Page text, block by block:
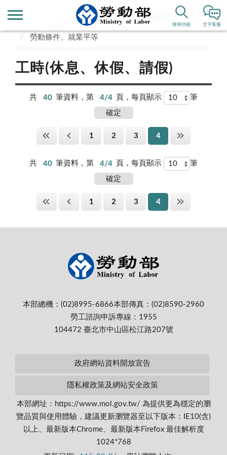
文字客服
搜尋功能
便民服務
常見問答
勞動條件、就業平等
工時(休息、休假、請假)
共 40 筆資料，第 4/4 頁，每頁顯示 筆
1 2 3 4
共 40 筆資料，第 4/4 頁，每頁顯示 筆
1 2 3 4
本部總機：(02)8995-6866本部傳真：(02)8590-2960
勞工諮詢申訴專線：1955
104472 臺北市中山區松江路207號
政府網站資料開放宣告
隱私權政策及網站安全政策
本部網址：https://www.mol.gov.tw/ 為提供更為穩定的瀏
覽品質與使用體驗，建議更新瀏覽器至以下版本：IE10(含)
以上、最新版本Chrome、最新版本Firefox 最佳解析度
1024*768